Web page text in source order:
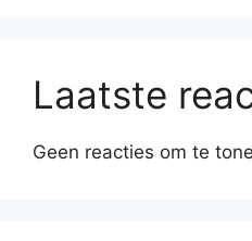
Laatste
Geen reacties om te